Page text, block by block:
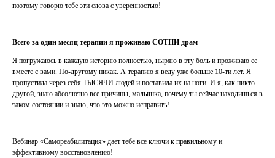
поэтому говорю тебе эти слова с уверенностью!
Всего за один месяц терапии я проживаю СОТНИ драм
Я погружаюсь в каждую историю полностью, ныряю в эту боль и проживаю ее
вместе с вами. По-другому никак. А терапию я веду уже больше 10-ти лет. Я
пропустила через себя ТЫСЯЧИ людей и поставила их на ноги. И я, как никто
другой, знаю абсолютно все причины, малышка, почему ты сейчас находишься в
таком состоянии и знаю, что это можно исправить!
Вебинар «Самореабилитация» дает тебе все ключи к правильному и
эффективному восстановлению!